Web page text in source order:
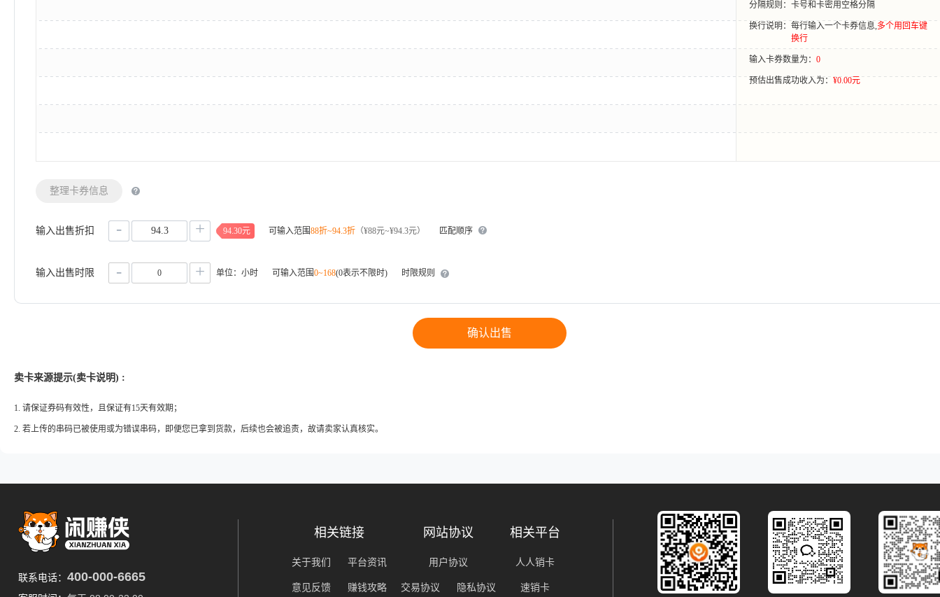
分隔规则： 卡号和卡密用空格分隔
换行说明： 每行输入一个卡券信息,多个用回车键
换行
输入卡券数量为： 0
预估出售成功收入为： ¥0.00元
整理卡券信息
输入出售折扣 - + 94.30元 可输入范围88折~94.3折 （¥88元~¥94.3元） 匹配顺序
输入出售时限 - + 单位：小时 可输入范围0~168(0表示不限时) 时限规则
确认出售
卖卡来源提示(卖卡说明) :
1. 请保证券码有效性，且保证有15天有效期；
2. 若上传的串码已被使用或为错误串码，即便您已拿到货款，后续也会被追责，故请卖家认真核实。
联系电话： 400-000-6665
相关链接
关于我们 平台资讯
意见反馈 赚钱攻略
网站协议
用户协议
交易协议 隐私协议
相关平台
人人销卡
速销卡